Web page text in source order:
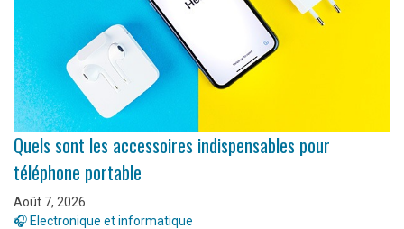
Quels sont les accessoires indispensables pour
téléphone portable
Août 7, 2026
🎧 Electronique et informatique